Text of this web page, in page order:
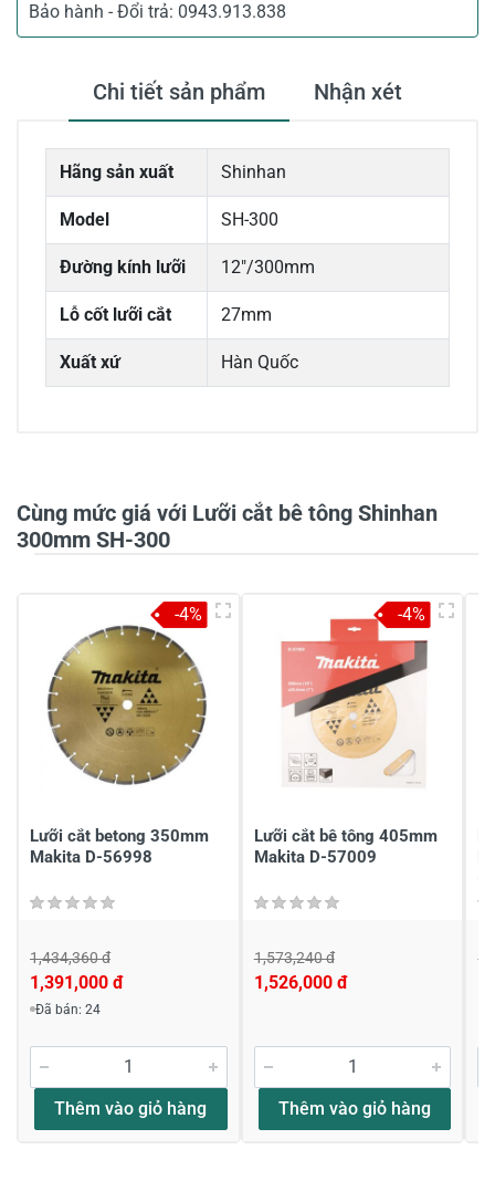
Bảo hành - Đổi trả: 0943.913.838
Chi tiết sản phẩm Nhận xét
Hãng sản xuất Shinhan
Model SH-300
Đường kính lưỡi 12"/300mm
Lỗ cốt lưỡi cắt 27mm
Xuất xứ Hàn Quốc
4
-
-
2
-
1
-
Viết nhận xét của bạn
Đánh giá sao
Cùng mức giá với Lưỡi cắt bê tông Shinhan
300mm SH-300
Lưỡi cắt betong 350mm
Makita D-56998
1,434,360 đ
1,391,000 đ
Đã bán: 24
Thêm vào giỏ hàng
-4%
Lưỡi cắt bê tông 405mm
Makita D-57009
1,573,240 đ
1,526,000 đ
Thêm vào giỏ hàng
-4%